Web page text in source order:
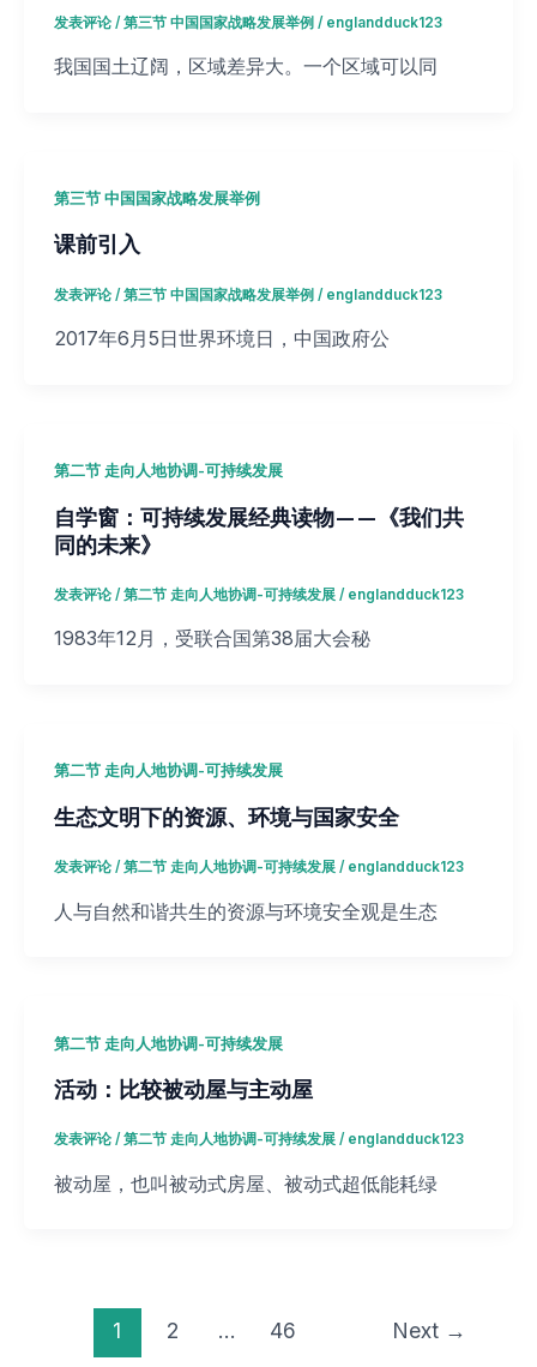
发表评论 / 第三节 中国国家战略发展举例 / englandduck123
我国国土辽阔，区域差异大。一个区域可以同
第三节 中国国家战略发展举例
课前引入
发表评论 / 第三节 中国国家战略发展举例 / englandduck123
2017年6月5日世界环境日，中国政府公
第二节 走向人地协调-可持续发展
自学窗：可持续发展经典读物——《我们共
同的未来》
发表评论 / 第二节 走向人地协调-可持续发展/ englandduck123
1983年12月，受联合国第38届大会秘
第二节 走向人地协调-可持续发展
生态文明下的资源、环境与国家安全
发表评论 / 第二节 走向人地协调-可持续发展/ englandduck123
人与自然和谐共生的资源与环境安全观是生态
第二节 走向人地协调-可持续发展
活动：比较被动屋与主动屋
发表评论 / 第二节 走向人地协调-可持续发展/ englandduck123
被动屋，也叫被动式房屋、被动式超低能耗绿
1 2 … 46 Next →